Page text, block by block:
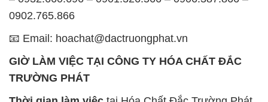
chiều: từ 12h30 đến 17h
Thứ 7: Buổi sáng: từ 8h đến 11h – Buổi chiều: từ
Chủ nhật: Nghỉ chủ nhật hàng tuần
Chúng tôi rất trân trọng thời gian và cam kết tuân